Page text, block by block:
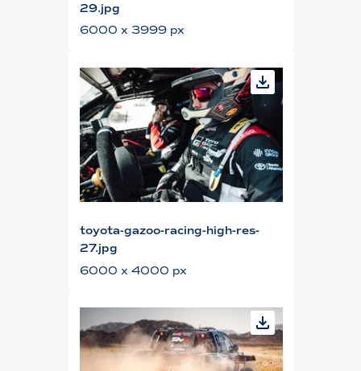
29.jpg
6000 x 3999 px
toyota-gazoo-racing-high-res-
27.jpg
6000 x 4000 px